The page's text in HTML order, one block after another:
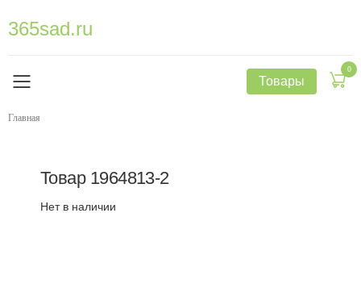
365sad.ru
Товары
0
Главная
Товар 1964813-2
Нет в наличии